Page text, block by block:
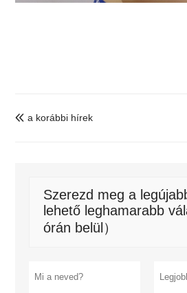
 a korábbi hírek
Szerezd meg a
lehető leghamarabb
órán belül）